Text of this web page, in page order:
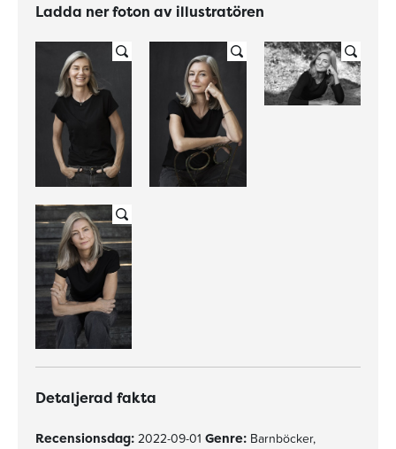
Ladda ner foton av illustratören
Detaljerad fakta
Recensionsdag: 2022-09-01 Genre: Barnböcker,